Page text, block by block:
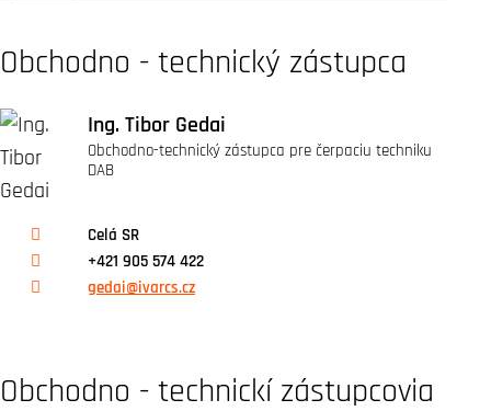
Obchodno - technický zástupca
Ing. Tibor Gedai
Obchodno-technický zástupca pre čerpaciu techniku
DAB
Celá SR
+421 905 574 422
gedai@ivarcs.cz
Obchodno - technickí zástupcovia